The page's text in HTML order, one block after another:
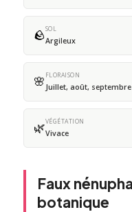
🪨SOL
Argileux
🌸 FLORAISON
Juillet, août, septembre
🌿VÉGÉTATION
Vivace
Faux
botanique